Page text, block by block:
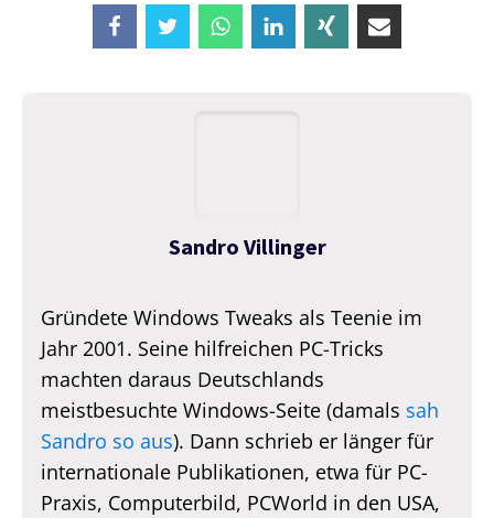
Sandro Villinger
Gründete Windows Tweaks als Teenie im
Jahr 2001. Seine hilfreichen PC-Tricks
machten daraus Deutschlands
meistbesuchte Windows-Seite (damals sah
Sandro so aus). Dann schrieb er länger für
internationale Publikationen, etwa für PC-
Praxis, Computerbild, PCWorld in den USA,